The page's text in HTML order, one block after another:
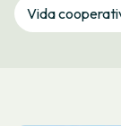
Oficina
Vida